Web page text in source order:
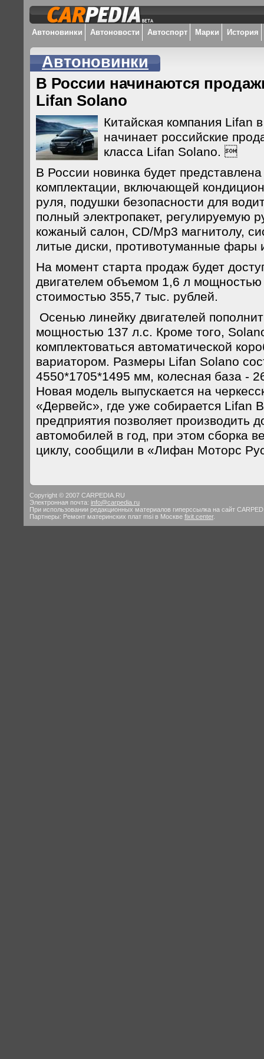
Автоновинки Автоновости Автоспорт Марки История
Автоновинки
В России начинаются
Lifan Solano
Китайская компания Lifan
начинает российские
класса Lifan Solano. 
В России новинка будет
комплектации, включающей
руля, подушки безопасности для
полный электропакет, регулируемую
кожаный салон, CD/Mp3 магнитолу,
литые диски, противотуманные фары
На момент старта продаж будет
двигателем объемом 1,6 л
стоимостью 355,7 тыс. рублей.
Осенью линейку двигателей
мощностью 137 л.с. Кроме того,
комплектоваться автоматической
вариатором. Размеры Lifan Solano
4550*1705*1495 мм, колесная база -
Новая модель выпускается на
«Дервейс», где уже собирается Lifan
предприятия позволяет производить
автомобилей в год, при этом сборка
циклу, сообщили в «Лифан Моторс
Copyright © 2007 CARPEDIA.RU
Электронная почта: info@carpedia.ru
При использовании редакционных материалов гиперссылка на сайт
Партнеры: Ремонт материнских плат msi в Москве fixit.center.